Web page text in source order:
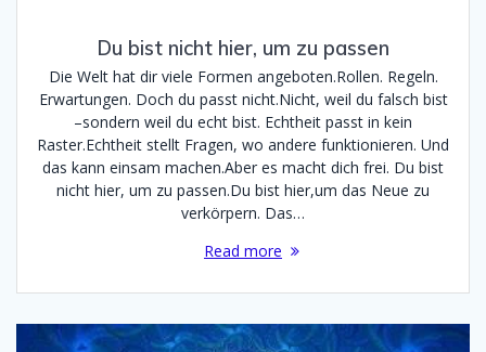
Du bist nicht hier, um zu passen
Die Welt hat dir viele Formen angeboten.Rollen. Regeln.
Erwartungen. Doch du passt nicht.Nicht, weil du falsch bist
–sondern weil du echt bist. Echtheit passt in kein
Raster.Echtheit stellt Fragen, wo andere funktionieren. Und
das kann einsam machen.Aber es macht dich frei. Du bist
nicht hier, um zu passen.Du bist hier,um das Neue zu
verkörpern. Das…
Read more